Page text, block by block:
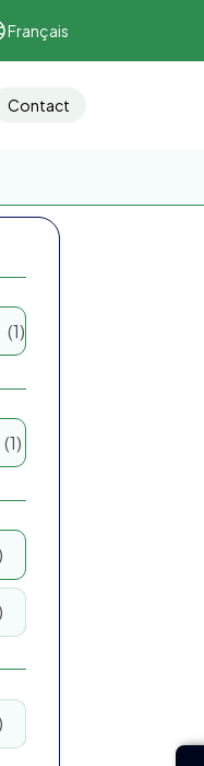
Français
Contact
1
1